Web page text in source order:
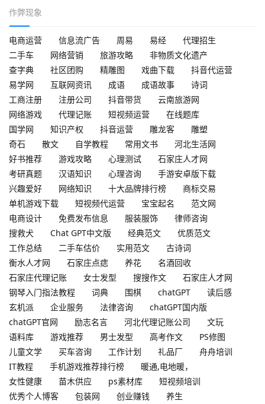
作弊现象
电商运营 信息流广告 周易 易经
代理招生
二手车
网络营销 旅游攻略
非物质文化遗产
查字典
社区团购 精雕图 戏曲下载
抖音代运营
易学网
互联网资讯 成语 成语故事
诗词
工商注册
注册公司 抖音带货
云南旅游网
网络游戏
代理记账 短视频运营
在线题库
国学网
知识产权 抖音运营 雕龙客
雕塑
奇石
散文 自学教程 常用文书
河北生活网
好书推荐
游戏攻略 心理测试
石家庄人才网
考研真题
汉语知识 心理咨询
手游安卓版下载
兴趣爱好
网络知识 十大品牌排行榜
商标交易
单机游戏下载
短视频代运营 宝宝起名
范文网
电商设计
免费发布信息 服装服饰
律师咨询
搜救犬
Chat GPT中文版 经典范文
优质范文
工作总结
二手车估价 实用范文
古诗词
衡水人才网
石家庄点痣 养花
名酒回收
石家庄代理记账
女士发型 搜搜作文
石家庄人才网
钢琴入门指法教程
词典 围棋 chatGPT
读后感
玄机派
企业服务 法律咨询
chatGPT国内版
chatGPT官网
励志名言 河北代理记账公司
文玩
语料库
游戏推荐 男士发型 高考作文
PS修图
儿童文学
买车咨询 工作计划 礼品厂
舟舟培训
IT教程
手机游戏推荐排行榜
暖通,电地暖，
女性健康
苗木供应 ps素材库
短视频培训
优秀个人博客
包装网 创业赚钱
养生